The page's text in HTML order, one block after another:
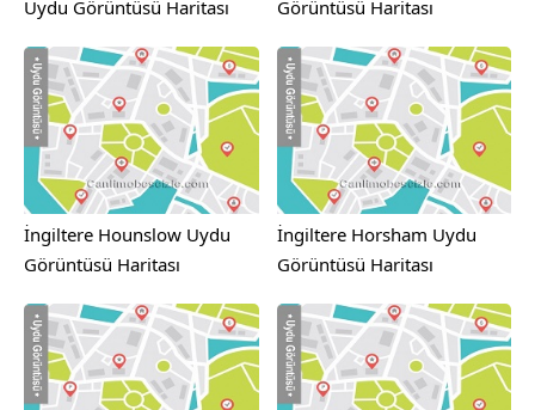
Uydu Görüntüsü Haritası
Görüntüsü Haritası
İngiltere Hounslow Uydu
Görüntüsü Haritası
İngiltere Horsham Uydu
Görüntüsü Haritası